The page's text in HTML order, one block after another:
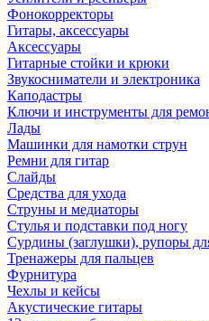
Фонокорректоры
Гитары, аксессуары
Аксессуары
Гитарные стойки и крюки
Звукосниматели и электроника
Каподастры
Ключи и инструменты для
Лады
Машинки для намотки струн
Ремни для гитар
Слайды
Средства для ухода
Струны и медиаторы
Стулья и подставки под ногу
Сурдины (заглушки), рупоры
Тренажеры для пальцев
Фурнитура
Чехлы и кейсы
Акустические гитары